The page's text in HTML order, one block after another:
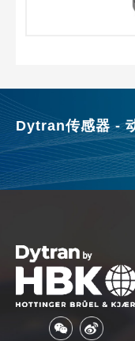
Dytran传感器 -